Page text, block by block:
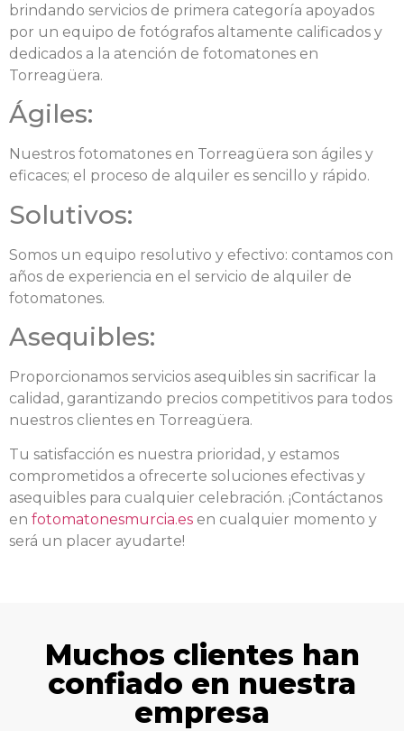
brindando servicios de primera categoría apoyados
por un equipo de fotógrafos altamente calificados y
dedicados a la atención de fotomatones en
Torreagüera.
Ágiles:
Nuestros fotomatones en Torreagüera son ágiles y
eficaces; el proceso de alquiler es sencillo y rápido.
Solutivos:
Somos un equipo resolutivo y efectivo: contamos con
años de experiencia en el servicio de alquiler de
fotomatones.
Asequibles:
Proporcionamos servicios asequibles sin sacrificar la
calidad, garantizando precios competitivos para todos
nuestros clientes en Torreagüera.
Tu satisfacción es nuestra prioridad, y estamos
comprometidos a ofrecerte soluciones efectivas y
asequibles para cualquier celebración. ¡Contáctanos
en fotomatonesmurcia.es en cualquier momento y
será un placer ayudarte!
Muchos clientes han
confiado en nuestra
empresa